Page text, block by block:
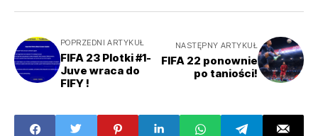
POPRZEDNI ARTYKUŁ
FIFA 23 Plotki #1-
Juve wraca do
FIFY !
NASTĘPNY ARTYKUŁ
FIFA 22 ponownie
po taniości!